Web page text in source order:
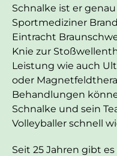
Schnalke ist er
Sportmediziner
Eintracht
Knie zur
Leistung wie auch
oder
Behandlungen
Schnalke und sein
Volleyballer schnell
Seit 25 Jahren gibt